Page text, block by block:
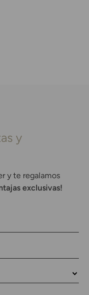
y
y te regalamos
exclusivas!